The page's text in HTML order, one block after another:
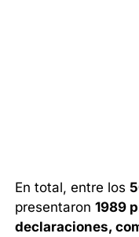
En total, entre los
presentaron1989
declaraciones,